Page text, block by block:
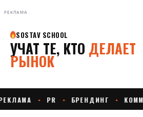
РЕКЛАМА